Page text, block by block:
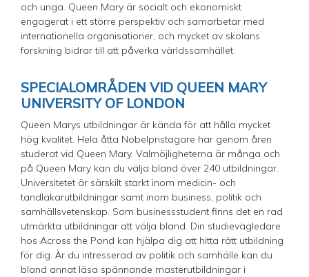
och unga. Queen Mary är socialt och ekonomiskt
engagerat i ett större perspektiv och samarbetar med
internationella organisationer, och mycket av skolans
forskning bidrar till att påverka världssamhället.
SPECIALOMRÅDEN VID QUEEN MARY
UNIVERSITY OF LONDON
Queen Marys utbildningar är kända för att hålla mycket
hög kvalitet. Hela åtta Nobelpristagare har genom åren
studerat vid Queen Mary. Valmöjligheterna är många och
på Queen Mary kan du välja bland över 240 utbildningar.
Universitetet är särskilt starkt inom medicin- och
tandläkarutbildningar samt inom business, politik och
samhällsvetenskap. Som businessstudent finns det en rad
utmärkta utbildningar att välja bland. Din studievägledare
hos Across the Pond kan hjälpa dig att hitta rätt utbildning
för dig. Är du intresserad av politik och samhälle kan du
bland annat läsa spännande masterutbildningar i